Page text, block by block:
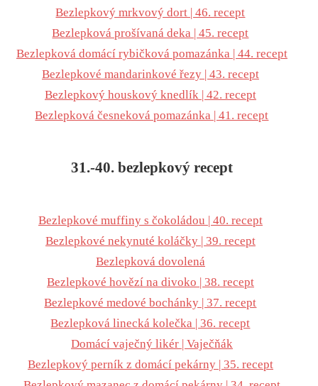
Bezlepkový mrkvový dort | 46. recept
Bezlepková prošívaná deka | 45. recept
Bezlepková domácí rybičková pomazánka | 44. recept
Bezlepkové mandarinkové řezy | 43. recept
Bezlepkový houskový knedlík | 42. recept
Bezlepková česneková pomazánka | 41. recept
31.-40. bezlepkový recept
Bezlepkové muffiny s čokoládou | 40. recept
Bezlepkové nekynuté koláčky | 39. recept
Bezlepková dovolená
Bezlepkové hovězí na divoko | 38. recept
Bezlepkové medové bochánky | 37. recept
Bezlepková linecká kolečka | 36. recept
Domácí vaječný likér | Vaječňák
Bezlepkový perník z domácí pekárny | 35. recept